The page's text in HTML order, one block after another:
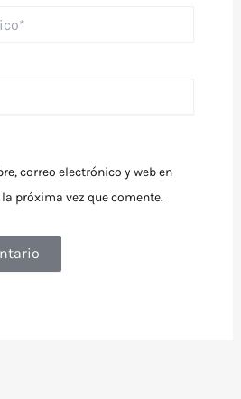
correo electrónico y web en
próxima vez que comente.